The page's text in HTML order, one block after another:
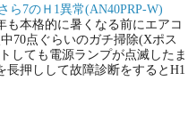
7のＨ1異常(AN40PRP-W)
も本格的に暑くなる前にエアコ
70点ぐらいのガチ掃除(Xポス
しても電源ランプが点滅したま
長押しして故障診断をするとH1